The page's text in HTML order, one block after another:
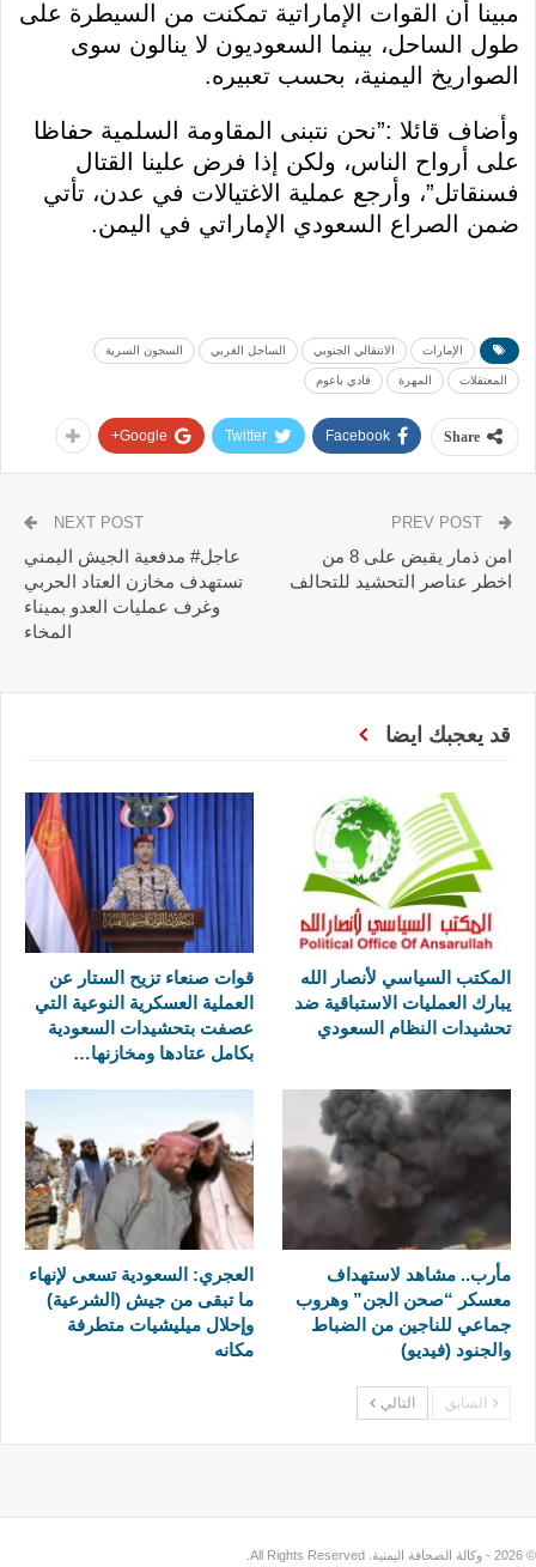
مبينا أن القوات الإماراتية تمكنت من السيطرة على
طول الساحل، بينما السعوديون لا ينالون سوى
الصواريخ اليمنية، بحسب تعبيره.
وأضاف قائلا :”نحن نتبنى المقاومة السلمية حفاظا
على أرواح الناس، ولكن إذا فرض علينا القتال
فسنقاتل”، وأرجع عملية الاغتيالات في عدن، تأتي
ضمن الصراع السعودي الإماراتي في اليمن.
الإمارات الانتقالي الجنوبي الساحل الغربي السجون السرية
المعتقلات المهرة فادي باعوم
Share
Facebook
Twitter
Google+
امن ذمار يقبض على 8 من
اخطر عناصر التحشيد للتحالف
NEXT POST
عاجل# مدفعية الجيش اليمني
تستهدف مخازن العتاد الحربي
وغرف عمليات العدو بميناء
المخاء
قد يعجبك ايضا
المكتب السياسي لأنصار الله
يبارك العمليات الاستباقية ضد
تحشيدات النظام السعودي
قوات صنعاء تزيح الستار عن
العملية العسكرية النوعية التي
عصفت بتحشيدات السعودية
بكامل عتادها ومخازنها…
مأرب.. مشاهد لاستهداف
معسكر “صحن الجن” وهروب
جماعي للناجين من الضباط
والجنود (فيديو)
العجري: السعودية تسعى لإنهاء
ما تبقى من جيش (الشرعية)
وإحلال ميليشيات متطرفة
مكانه
السابق التالي
© 2026 - وكالة الصحافة اليمنية. All Rights Reserved.